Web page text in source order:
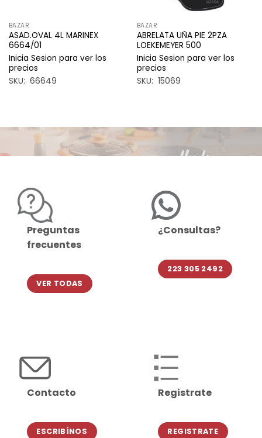
BAZAR
ASAD.OVAL 4L MARINEX
6664/01
Inicia Sesion para ver los
precios
SKU: 66649
BAZAR
ABRELATA UÑA PIE 2PZA
LOEKEMEYER 500
Inicia Sesion para ver los
precios
SKU: 15069
Preguntas
frecuentes
VER TODAS
¿Consultas?
223 305 2492
Contacto
ESCRIBÍNOS
Registrate
REGISTRATE